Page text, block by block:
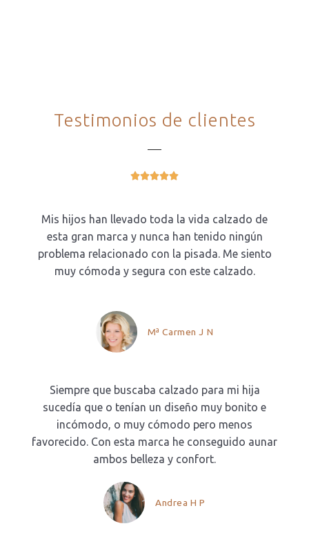
Testimonios de clientes
5/5
Mis hijos han llevado toda la vida calzado de
esta gran marca y nunca han tenido ningún
problema relacionado con la pisada. Me siento
muy cómoda y segura con este calzado.
Mª Carmen J N
Siempre que buscaba calzado para mi hija
sucedía que o tenían un diseño muy bonito e
incómodo, o muy cómodo pero menos
favorecido. Con esta marca he conseguido aunar
ambos belleza y confort.
Andrea H P